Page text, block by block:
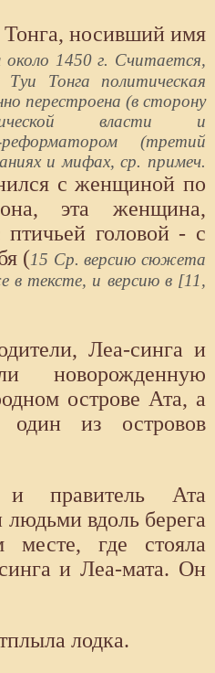
Тонга, носивший имя
около 1450 г. Считается,
Тонга политическая
перестроена (в сторону
власти и
(третий
и мифах, ср. примеч.
с женщиной по
эта женщина,
птичьей головой - с
(15 Ср. версию сюжета
в тексте, и версию в [11,
Лea-синга и
новорожденную
острове Ата, а
из островов
правитель Ата
вдоль берега
где стояла
и Леа-мата. Он
лодка.